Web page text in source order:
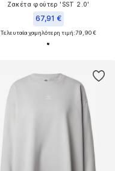
Ζακέτα φούτερ 'SST 2.0'
67,91 €
Τελευταία χαμηλότερη τιμή:79,90 €